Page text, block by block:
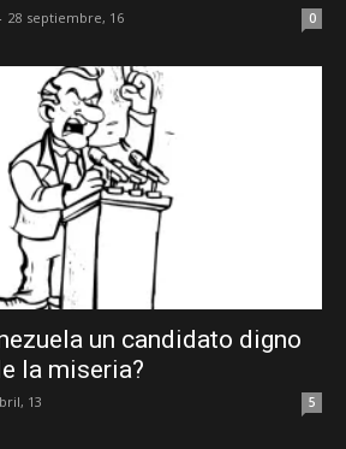
28 septiembre, 16 0
un candidato digno
la miseria?
13 5